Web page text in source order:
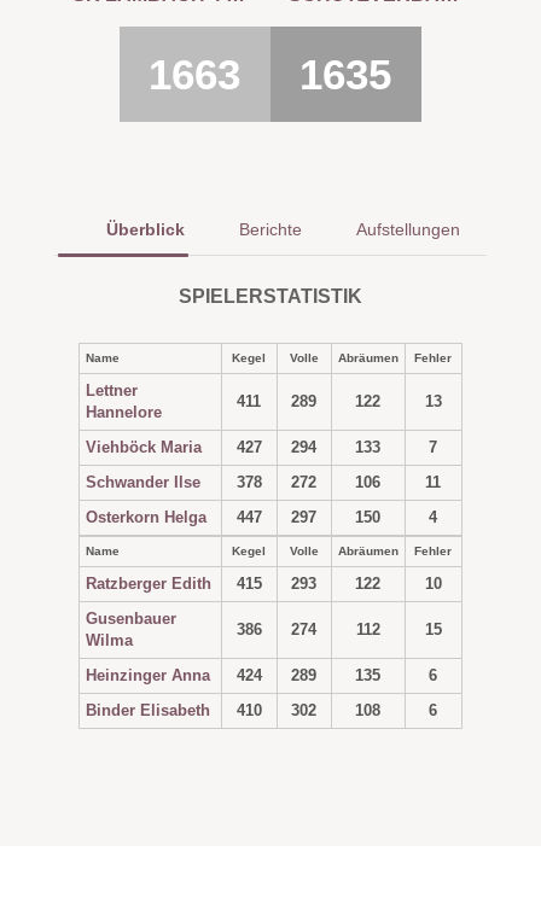
1663 1635
Überblick Berichte Aufstellungen
SPIELERSTATISTIK
Name Kegel Volle Abräumen Fehler
Lettner
Hannelore
411 289 122 13
Viehböck Maria 427 294 133
7
Schwander Ilse
378 272 106
11
Osterkorn Helga
447 297 150 4
Name Kegel Volle Abräumen Fehler
Ratzberger Edith 415 293 122
10
Gusenbauer
Wilma
386 274 112 15
Heinzinger Anna 424 289 135
6
Binder Elisabeth
410 302 108 6